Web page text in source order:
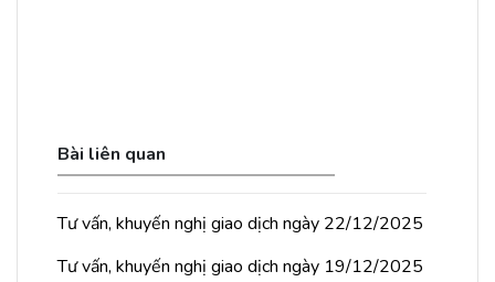
Bài liên quan
Tư vấn, khuyến nghị giao dịch ngày 22/12/2025
Tư vấn, khuyến nghị giao dịch ngày 19/12/2025